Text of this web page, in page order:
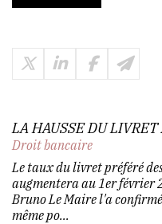
LA HAUSSE DU
Droit bancaire
Le taux du livret préféré
augmentera au 1er février
Bruno Le Maire l'a
même po...